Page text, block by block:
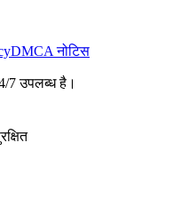
DMCA नोटिस
7 उपलब्ध है।